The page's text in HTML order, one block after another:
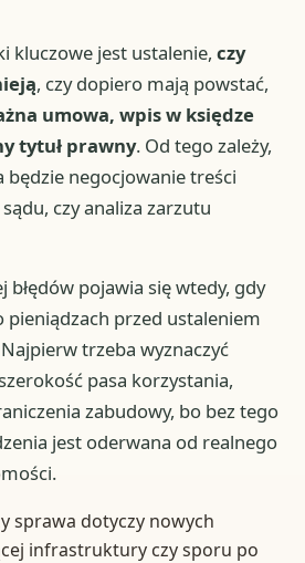
kluczowe jest ustalenie,czy
, czy dopiero mają powstać,
umowa, wpis w księdze
tytuł prawny. Od tego zależy,
będzie negocjowanie treści
czy analiza zarzutu
błędów pojawia się wtedy, gdy
przed ustaleniem
trzeba wyznaczyć
pasa korzystania,
zabudowy, bo bez tego
jest oderwana od realnego
sprawa dotyczy nowych
infrastruktury czy sporu po